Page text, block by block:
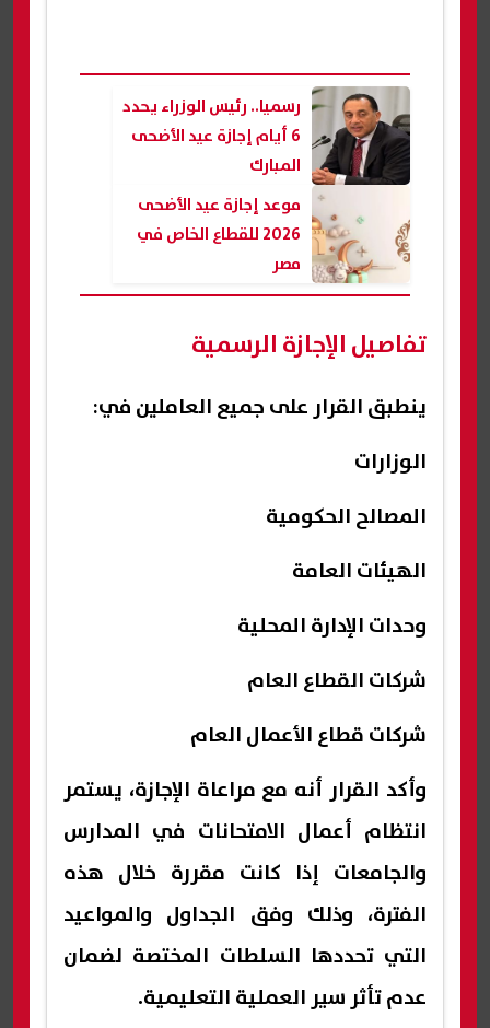
رسميا.. رئيس الوزراء يحدد
6 أيام إجازة عيد الأضحى
المبارك
موعد إجازة عيد الأضحى
2026 للقطاع الخاص في
مصر
تفاصيل الإجازة الرسمية
ينطبق القرار على جميع العاملين في:
الوزارات
المصالح الحكومية
الهيئات العامة
وحدات الإدارة المحلية
شركات القطاع العام
شركات قطاع الأعمال العام
وأكد القرار أنه مع مراعاة الإجازة، يستمر
انتظام أعمال الامتحانات في المدارس
والجامعات إذا كانت مقررة خلال هذه
الفترة، وذلك وفق الجداول والمواعيد
التي تحددها السلطات المختصة لضمان
عدم تأثر سير العملية التعليمية.